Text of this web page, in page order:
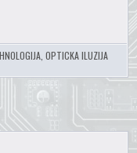
, OPTICKA ILUZIJA